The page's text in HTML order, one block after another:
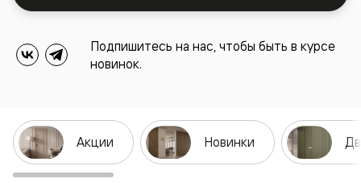
Подпишитесь на нас, чтобы быть в курсе
новинок.
Акции Новинки